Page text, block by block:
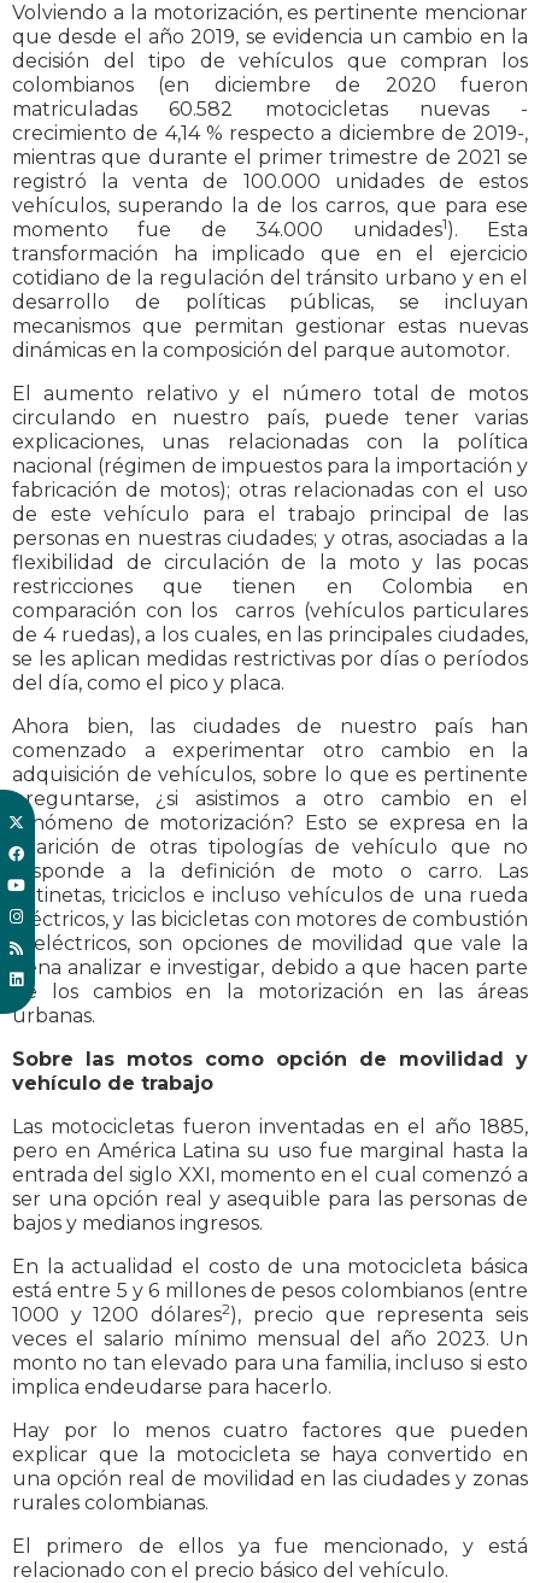
Volviendo a la motorización, es pertinente mencionar
que desde el año 2019, se evidencia un cambio en la
decisión del tipo de vehículos que compran los
colombianos (en diciembre de 2020 fueron
matriculadas 60.582 motocicletas nuevas -
crecimiento de 4,14 % respecto a diciembre de 2019-,
mientras que durante el primer trimestre de 2021 se
registró la venta de 100.000 unidades de estos
vehículos, superando la de los carros, que para ese
momento fue de 34.000 unidades1). Esta
transformación ha implicado que en el ejercicio
cotidiano de la regulación del tránsito urbano y en el
desarrollo de políticas públicas, se incluyan
mecanismos que permitan gestionar estas nuevas
dinámicas en la composición del parque automotor.
El aumento relativo y el número total de motos
circulando en nuestro país, puede tener varias
explicaciones, unas relacionadas con la política
nacional (régimen de impuestos para la importación y
fabricación de motos); otras relacionadas con el uso
de este vehículo para el trabajo principal de las
personas en nuestras ciudades; y otras, asociadas a la
flexibilidad de circulación de la moto y las pocas
restricciones que tienen en Colombia en
comparación con los carros (vehículos particulares
de 4 ruedas), a los cuales, en las principales ciudades,
se les aplican medidas restrictivas por días o períodos
del día, como el pico y placa.
Ahora bien, las ciudades de nuestro país han
comenzado a experimentar otro cambio en la
adquisición de vehículos, sobre lo que es pertinente
preguntarse, ¿si asistimos a otro cambio en el
fenómeno de motorización? Esto se expresa en la
aparición de otras tipologías de vehículo que no
responde a la definición de moto o carro. Las
patinetas, triciclos e incluso vehículos de una rueda
eléctricos, y las bicicletas con motores de combustión
o eléctricos, son opciones de movilidad que vale la
pena analizar e investigar, debido a que hacen parte
de los cambios en la motorización en las áreas
urbanas.
Sobre las motos como opción de movilidad y
vehículo de trabajo
Las motocicletas fueron inventadas en el año 1885,
pero en América Latina su uso fue marginal hasta la
entrada del siglo XXI, momento en el cual comenzó a
ser una opción real y asequible para las personas de
bajos y medianos ingresos.
En la actualidad el costo de una motocicleta básica
está entre 5 y 6 millones de pesos colombianos (entre
1000 y 1200 dólares2), precio que representa seis
veces el salario mínimo mensual del año 2023. Un
monto no tan elevado para una familia, incluso si esto
implica endeudarse para hacerlo.
Hay por lo menos cuatro factores que pueden
explicar que la motocicleta se haya convertido en
una opción real de movilidad en las ciudades y zonas
rurales colombianas.
El primero de ellos ya fue mencionado, y está
relacionado con el precio básico del vehículo.